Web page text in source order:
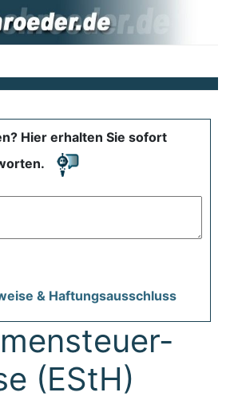
Hier erhalten Sie sofort
& Haftungsausschluss
(EStH)